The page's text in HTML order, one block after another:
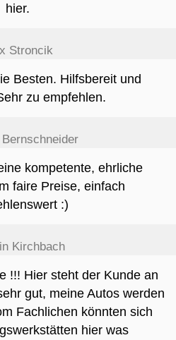
hier.
Stroncik
Besten. Hilfsbereit und
zu empfehlen.
kompetente, ehrliche
faire Preise, einfach
:)
Kirchbach
!!! Hier steht der Kunde an
gut, meine Autos werden
Fachlichen könnten sich
hier was